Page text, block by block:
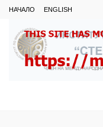
НАЧАЛО ENGLISH